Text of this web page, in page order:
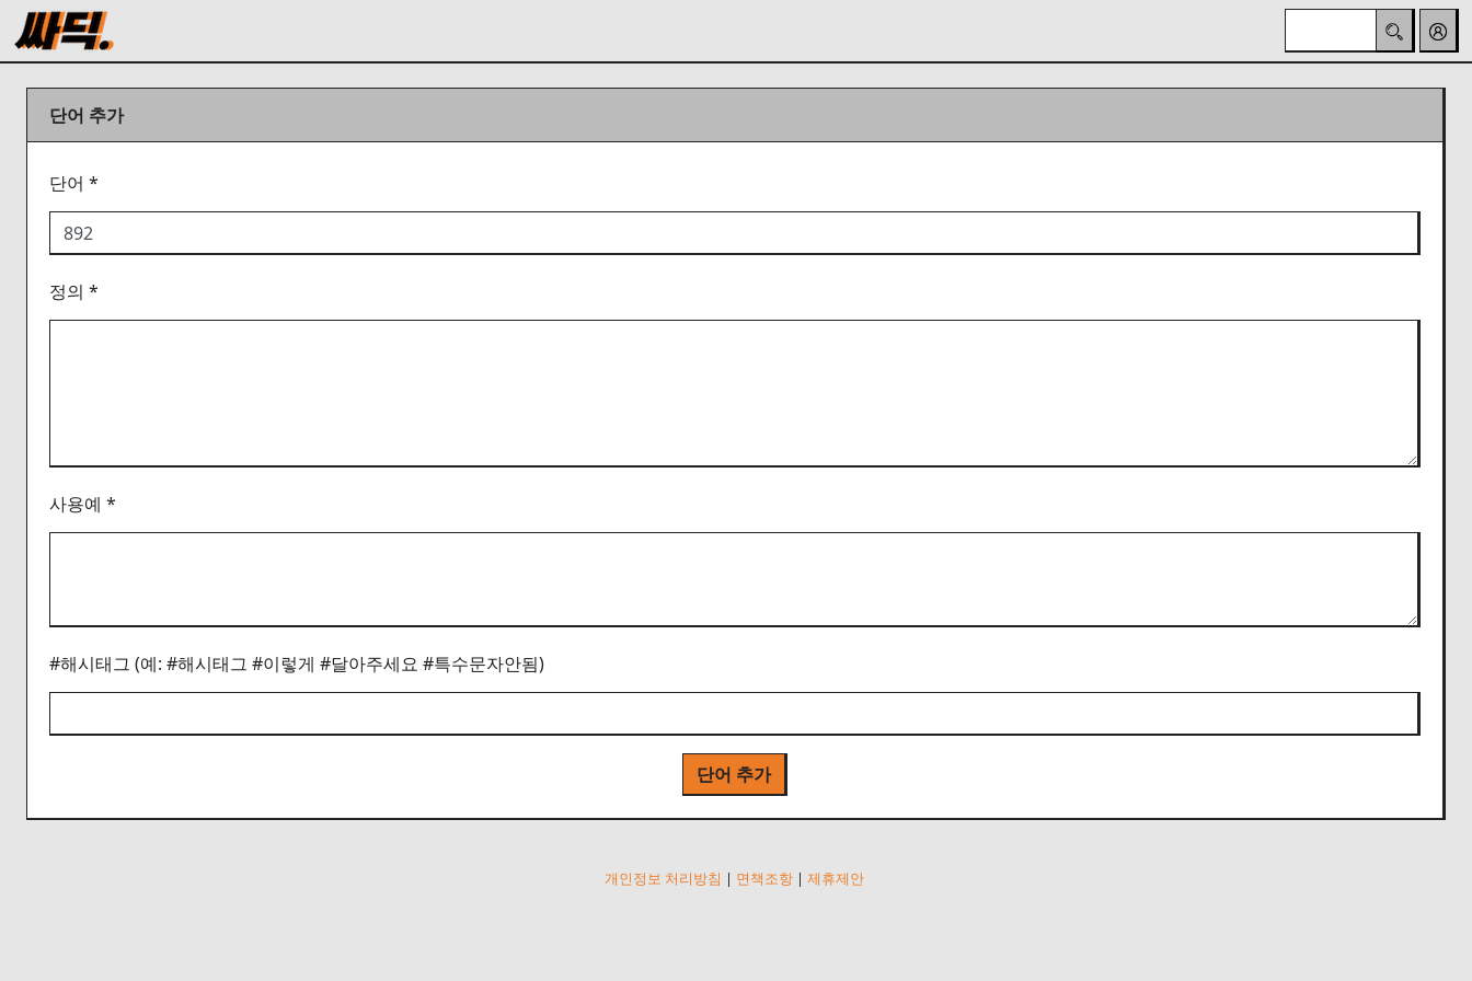
단어 추가
단어 *
정의 *
사용예 *
#해시태그 (예: #해시태그 #이렇게 #달아주세요 #특수문자안됨)
단어 추가
개인정보 처리방침 | 면책조항 | 제휴제안